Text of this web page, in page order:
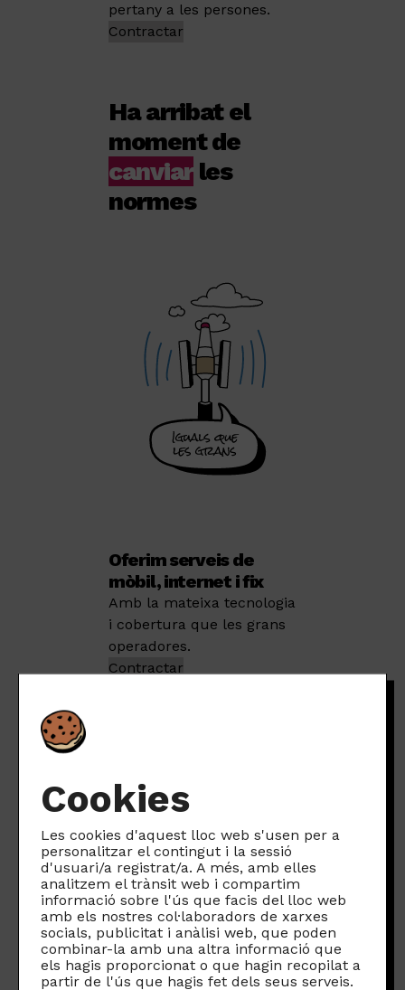
Cookies
Les cookies d'aquest lloc web s'usen per a
personalitzar el contingut i la sessió
d'usuari/a registrat/a. A més, amb elles
analitzem el trànsit web i compartim
informació sobre l'ús que facis del lloc web
amb els nostres col·laboradors de xarxes
socials, publicitat i anàlisi web, que poden
combinar-la amb una altra informació que
els hagis proporcionat o que hagin recopilat a
partir de l'ús que hagis fet dels seus serveis.
pertany a les persones.
Contractar
Ha arribat el
moment de
canviar les
normes
Oferim serveis de
mòbil, internet i fix
Amb la mateixa tecnologia
i cobertura que les grans
operadores.
Contractar
moment de
canviar
normes